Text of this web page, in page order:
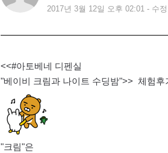
2017년 3월 12일 오후 02:01 - 수
<<#아토베네 디펜실
"베이비 크림과 나이트 수딩밤">> 체험후
"크림"은